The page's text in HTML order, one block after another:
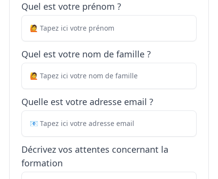
Quel est votre prénom ?
Quel est votre nom de famille ?
Quelle est votre adresse email ?
Décrivez vos attentes concernant la
formation